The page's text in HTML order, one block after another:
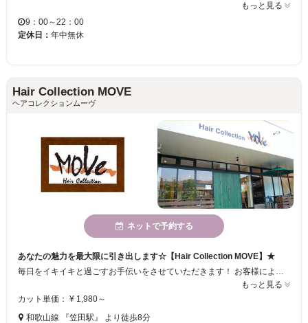
もっと見る
9：00～22：00
定休日： 年中無休
Hair Collection MOVE
ヘアコレクションムーヴ
ネットで予約する
あなたの魅力を最大限に引き出します☆【Hair Collection MOVE】★
毎日をイキイキと過ごすお手伝いをさせていただきます！ お客様によりご満足頂くために、スタッフ一同技術・接客をさらに磨いています☆★ あなたに一番似合うスタイルを、私達と一緒に見つけましょう！！ ご来店を、心よりお待ちしております。
もっと見る
カット単価： ¥ 1,980～
和歌山線 『笠田駅』 より徒歩8分